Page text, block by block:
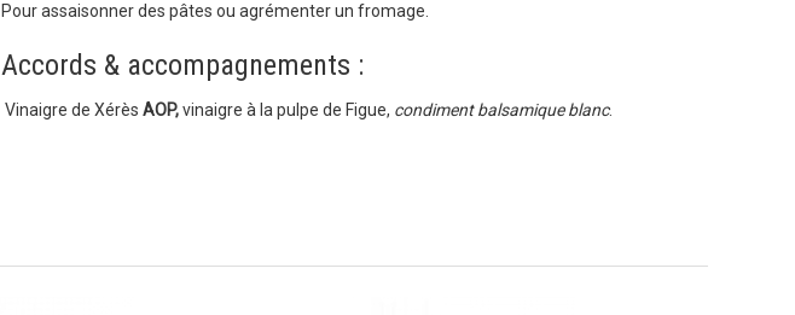
Pour assaisonner des pâtes ou agrémenter un fromage.
Accords & accompagnements :
Vinaigre de Xérès AOP,vinaigre à la pulpe de Figue, condiment balsamique blanc.